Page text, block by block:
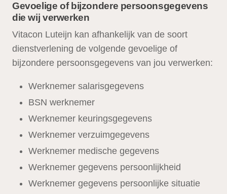
Gevoelige of bijzondere persoonsgegevens
die wij verwerken
Vitacon Luteijn kan afhankelijk van de soort
dienstverlening de volgende gevoelige of
bijzondere persoonsgegevens van jou verwerken:
Werknemer salarisgegevens
BSN werknemer
Werknemer keuringsgegevens
Werknemer verzuimgegevens
Werknemer medische gegevens
Werknemer gegevens persoonlijkheid
Werknemer gegevens persoonlijke situatie